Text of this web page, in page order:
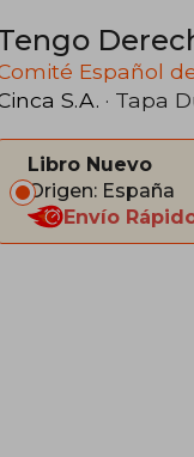
Español
S.A. · Tapa
Libro Nuevo
Origen: España
Envío